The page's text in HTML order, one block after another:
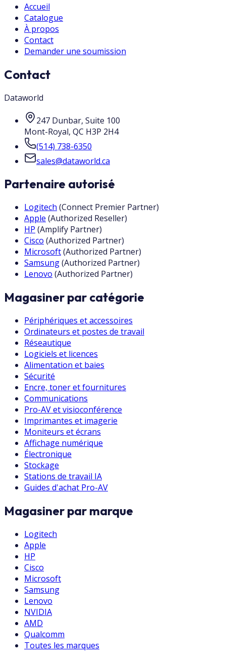
Accueil
Catalogue
À propos
Contact
Demander une soumission
Contact
Dataworld
247 Dunbar, Suite 100
Mont-Royal, QC H3P 2H4
(514) 738-6350
sales@dataworld.ca
Partenaire autorisé
Logitech (Connect Premier Partner)
Apple (Authorized Reseller)
HP (Amplify Partner)
Cisco (Authorized Partner)
Microsoft(Authorized Partner)
Samsung(Authorized Partner)
Lenovo (Authorized Partner)
Magasiner par catégorie
Périphériques et accessoires
Ordinateurs et postes de travail
Réseautique
Logiciels et licences
Alimentation et baies
Sécurité
Encre, toner et fournitures
Communications
Pro-AV et visioconférence
Imprimantes et imagerie
Moniteurs et écrans
Affichage numérique
Électronique
Stockage
Stations de travail IA
Guides d'achat Pro-AV
Magasiner par marque
Logitech
Apple
HP
Cisco
Microsoft
Samsung
Lenovo
NVIDIA
AMD
Qualcomm
Toutes les marques